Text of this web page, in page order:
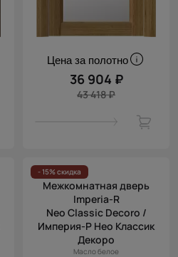
Цена за полотно
36 904 ₽
43 418 ₽
- 15% скидка
Межкомнатная дверь
Imperia-R
Neo Classic Decoro /
Империя-Р Нео Классик
Декоро
Масло белое